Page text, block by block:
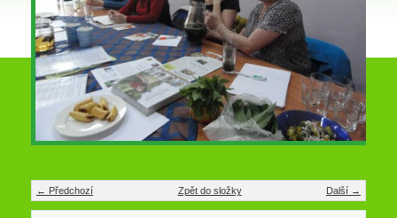
← Předchozí Další →
Zpět do složky